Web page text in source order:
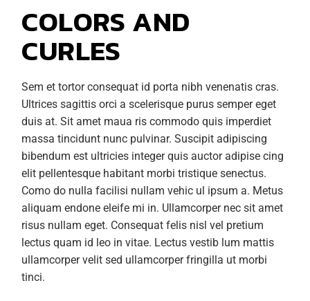
COLORS AND
CURLES
Sem et tortor consequat id porta nibh venenatis cras.
Ultrices sagittis orci a scelerisque purus semper eget
duis at. Sit amet maua ris commodo quis imperdiet
massa tincidunt nunc pulvinar. Suscipit adipiscing
bibendum est ultricies integer quis auctor adipise cing
elit pellentesque habitant morbi tristique senectus.
Como do nulla facilisi nullam vehic ul ipsum a. Metus
aliquam endone eleife mi in. Ullamcorper nec sit amet
risus nullam eget. Consequat felis nisl vel pretium
lectus quam id leo in vitae. Lectus vestib lum mattis
ullamcorper velit sed ullamcorper fringilla ut morbi
tinci.